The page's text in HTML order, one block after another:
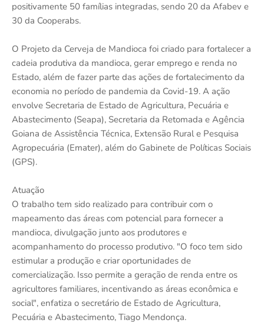
positivamente 50 famílias integradas, sendo 20 da Afabev e
30 da Cooperabs.
O Projeto da Cerveja de Mandioca foi criado para fortalecer a
cadeia produtiva da mandioca, gerar emprego e renda no
Estado, além de fazer parte das ações de fortalecimento da
economia no período de pandemia da Covid-19. A ação
envolve Secretaria de Estado de Agricultura, Pecuária e
Abastecimento (Seapa), Secretaria da Retomada e Agência
Goiana de Assistência Técnica, Extensão Rural e Pesquisa
Agropecuária (Emater), além do Gabinete de Políticas Sociais
(GPS).
Atuação
O trabalho tem sido realizado para contribuir com o
mapeamento das áreas com potencial para fornecer a
mandioca, divulgação junto aos produtores e
acompanhamento do processo produtivo. "O foco tem sido
estimular a produção e criar oportunidades de
comercialização. Isso permite a geração de renda entre os
agricultores familiares, incentivando as áreas econômica e
social", enfatiza o secretário de Estado de Agricultura,
Pecuária e Abastecimento, Tiago Mendonça.